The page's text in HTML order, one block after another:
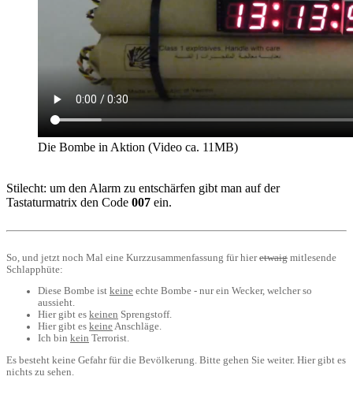
Die Bombe in Aktion (Video ca. 11MB)
Stilecht: um den Alarm zu entschärfen gibt man auf der
Tastaturmatrix den Code 007 ein.
So, und jetzt noch Mal eine Kurzzusammenfassung für hieretwaig mitlesende
Schlapphüte:
Diese Bombe ist keine echte Bombe - nur ein Wecker, welcher so
aussieht.
Hier gibt es keinen Sprengstoff.
Hier gibt es keineAnschläge.
Ich bin kein Terrorist.
Es besteht keine Gefahr für die Bevölkerung. Bitte gehen Sie weiter. Hier gibt es
nichts zu sehen.